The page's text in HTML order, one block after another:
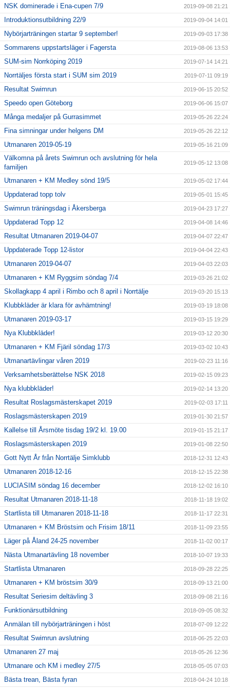
NSK dominerade i Ena-cupen 7/9 2019-09-08 21:21
Introduktionsutbildning 22/9 2019-09-04 14:01
Nybörjarträningen startar 9 september! 2019-09-03 17:38
Sommarens uppstartsläger i Fagersta 2019-08-06 13:53
SUM-sim Norrköping 2019 2019-07-14 14:21
Norrtäljes första start i SUM sim 2019 2019-07-11 09:19
Resultat Swimrun 2019-06-15 20:52
Speedo open Göteborg 2019-06-06 15:07
Många medaljer på Gurrasimmet 2019-05-26 22:24
Fina simningar under helgens DM 2019-05-26 22:12
Utmanaren 2019-05-19 2019-05-16 21:09
Välkomna på årets Swimrun och avslutning för hela
familjen
2019-05-12 13:08
Utmanaren + KM Medley sönd 19/5 2019-05-02 17:44
Uppdaterad topp tolv 2019-05-01 15:45
Swimrun träningsdag i Åkersberga 2019-04-23 17:27
Uppdaterad Topp 12 2019-04-08 14:46
Resultat Utmanaren 2019-04-07 2019-04-07 22:47
Uppdaterade Topp 12-listor 2019-04-04 22:43
Utmanaren 2019-04-07 2019-04-03 22:03
Utmanaren + KM Ryggsim söndag 7/4 2019-03-26 21:02
Skollagkapp 4 april i Rimbo och 8 april i Norrtälje 2019-03-20 15:13
Klubbkläder är klara för avhämtning! 2019-03-19 18:08
Utmanaren 2019-03-17 2019-03-15 19:29
Nya Klubbkläder! 2019-03-12 20:30
Utmanaren + KM Fjäril söndag 17/3 2019-03-02 10:43
Utmanartävlingar våren 2019 2019-02-23 11:16
Verksamhetsberättelse NSK 2018 2019-02-15 09:23
Nya klubbkläder! 2019-02-14 13:20
Resultat Roslagsmästerskapet 2019 2019-02-03 17:11
Roslagsmästerskapen 2019 2019-01-30 21:57
Kallelse till Årsmöte tisdag 19/2 kl. 19.00 2019-01-15 21:17
Roslagsmästerskapen 2019 2019-01-08 22:50
Gott Nytt År från Norrtälje Simklubb 2018-12-31 12:43
Utmanaren 2018-12-16 2018-12-15 22:38
LUCIASIM söndag 16 december 2018-12-02 16:10
Resultat Utmanaren 2018-11-18 2018-11-18 19:02
Startlista till Utmanaren 2018-11-18 2018-11-17 22:31
Utmanaren + KM Bröstsim och Frisim 18/11 2018-11-09 23:55
Läger på Åland 24-25 november 2018-11-02 00:17
Nästa Utmanartävling 18 november 2018-10-07 19:33
Startlista Utmanaren 2018-09-28 22:25
Utmanaren + KM bröstsim 30/9 2018-09-13 21:00
Resultat Seriesim deltävling 3 2018-09-08 21:16
Funktionärsutbildning 2018-09-05 08:32
Anmälan till nybörjarträningen i höst 2018-07-09 12:22
Resultat Swimrun avslutning 2018-06-25 22:03
Utmanaren 27 maj 2018-05-26 12:36
Utmanare och KM i medley 27/5 2018-05-05 07:03
Bästa trean, Bästa fyran 2018-04-24 10:18